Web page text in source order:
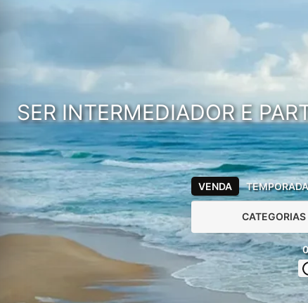
SER INTERMEDIADOR E
VENDA TEMPORADA
CATEGORIAS
0